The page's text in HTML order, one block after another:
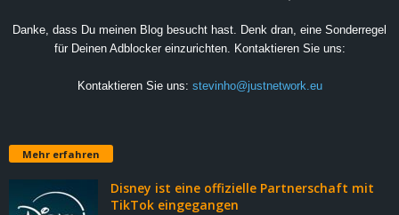
Danke, dass Du meinen Blog besucht hast. Denk dran, eine Sonderregel
für Deinen Adblocker einzurichten. Kontaktieren Sie uns:
Kontaktieren Sie uns: stevinho@justnetwork.eu
Mehr erfahren
Disney ist eine offizielle Partnerschaft mit
TikTok eingegangen